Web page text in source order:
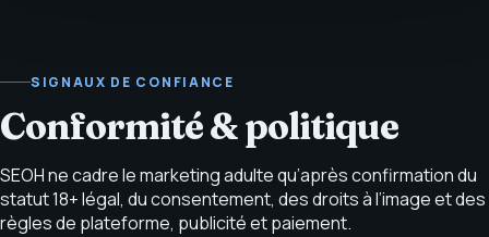
SIGNAUX DE CONFIANCE
Conformité & politique
SEOH ne cadre le marketing adulte qu’après confirmation du
statut 18+ légal, du consentement, des droits à l’image et des
règles de plateforme, publicité et paiement.